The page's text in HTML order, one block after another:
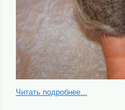
Читать подробнее...